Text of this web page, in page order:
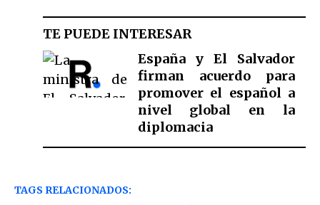
TE PUEDE INTERESAR
España y El Salvador
firman acuerdo para
promover el español a
nivel global en la
diplomacia
TAGS RELACIONADOS: